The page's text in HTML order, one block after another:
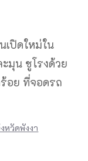
ปิดใหม่ใน
มุน ชูโรงด้วย
อย ที่จอดรถ
หวัดพังงา